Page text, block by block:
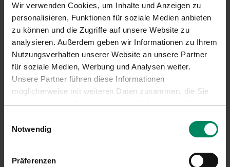
Wir verwenden Cookies, um Inhalte und Anzeigen zu
personalisieren, Funktionen für soziale Medien anbieten
zu können und die Zugriffe auf unsere Website zu
analysieren. Außerdem geben wir Informationen zu Ihrem
Nutzungsverhalten unserer Website an unsere Partner
für soziale Medien, Werbung und Analysen weiter.
Unsere Partner führen diese Informationen
möglicherweise mit weiteren Daten zusammen, die Sie
ihnen bereitgestellt oder die sie im Rahmen der Nutzung
Notwendig
Präferenzen
Förderungsabrechnung Stromspeicher-
Anlagen
De-Minimis Blatt
Weitere Informationen zur Antragstellung
Allgemeine Vertragsbedingungen
Häufig gestellte Fragen
Leitfaden